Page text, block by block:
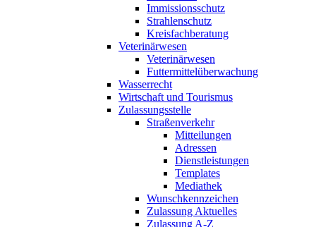
Immissionsschutz
Strahlenschutz
Kreisfachberatung
Veterinärwesen
Veterinärwesen
Futtermittelüberwachung
Wasserrecht
Wirtschaft und Tourismus
Zulassungsstelle
Straßenverkehr
Mitteilungen
Adressen
Dienstleistungen
Templates
Mediathek
Wunschkennzeichen
Zulassung Aktuelles
Zulassung A-Z